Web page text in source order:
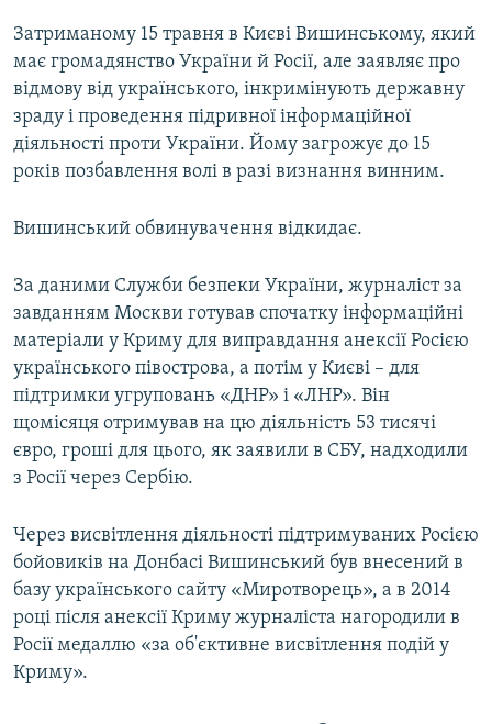
Затриманому 15 травня в Києві Вишинському, який
має громадянство України й Росії, але заявляє про
відмову від українського, інкримінують державну
зраду і проведення підривної інформаційної
діяльності проти України. Йому загрожує до 15
років позбавлення волі в разі визнання винним.
Вишинський обвинувачення відкидає.
За даними Служби безпеки України, журналіст за
завданням Москви готував спочатку інформаційні
матеріали у Криму для виправдання анексії Росією
українського півострова, а потім у Києві – для
підтримки угруповань «ДНР» і «ЛНР». Він
щомісяця отримував на цю діяльність 53 тисячі
євро, гроші для цього, як заявили в СБУ, надходили
з Росії через Сербію.
Через висвітлення діяльності підтримуваних Росією
бойовиків на Донбасі Вишинський був внесений в
базу українського сайту «Миротворець», а в 2014
році після анексії Криму журналіста нагородили в
Росії медаллю «за об'єктивне висвітлення подій у
Криму».